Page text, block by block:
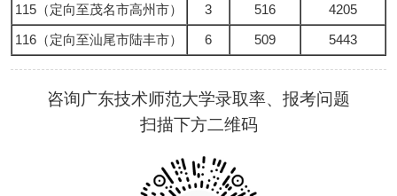
115（定向至茂名市高州市）
3 516
4205
116（定向至汕尾市陆丰市）
6 509 5443
咨询广东技术师范大学录取率、报考问题
扫描下方二维码